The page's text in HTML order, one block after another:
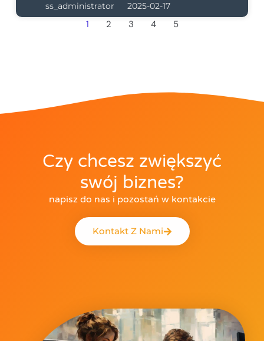
ss_administrator 2025-02-17
1 2 3 4 5
Czy chcesz zwiększyć
swój biznes?
napisz do nas i pozostań w kontakcie
Kontakt Z Nami